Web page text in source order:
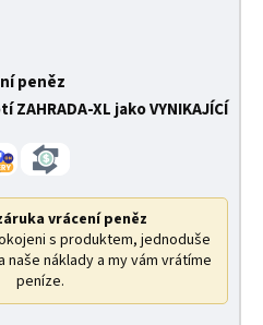
peněz
XL jako VYNIKAJÍCÍ
vrácení peněz
s produktem, jednoduše
naše náklady a my vám vrátíme
peníze.